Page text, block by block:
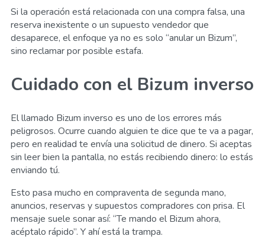
Si la operación está relacionada con una compra falsa, una
reserva inexistente o un supuesto vendedor que
desaparece, el enfoque ya no es solo “anular un Bizum”,
sino reclamar por posible estafa.
Cuidado con el Bizum inverso
El llamado Bizum inverso es uno de los errores más
peligrosos. Ocurre cuando alguien te dice que te va a pagar,
pero en realidad te envía una solicitud de dinero. Si aceptas
sin leer bien la pantalla, no estás recibiendo dinero: lo estás
enviando tú.
Esto pasa mucho en compraventa de segunda mano,
anuncios, reservas y supuestos compradores con prisa. El
mensaje suele sonar así: “Te mando el Bizum ahora,
acéptalo rápido”. Y ahí está la trampa.